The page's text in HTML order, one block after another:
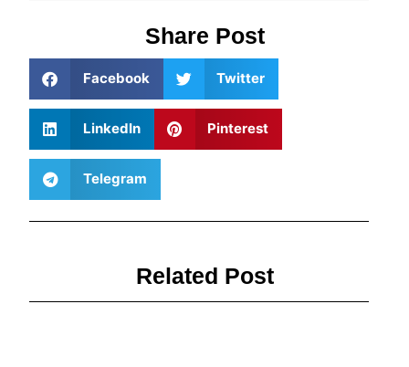
Share Post
Facebook Twitter
LinkedIn Pinterest
Telegram
Related Post